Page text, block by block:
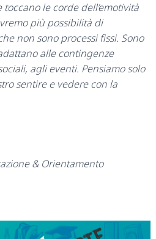
le corde dell’emotività
più possibilità di
non sono processi fissi. Sono
alle contingenze
agli eventi. Pensiamo solo
sentire e vedere con la
& Orientamento